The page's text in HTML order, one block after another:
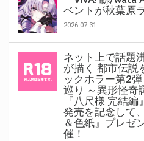
ベントが秋葉原
2026.07.31
ネット上で話題
が描く 都市伝説
ックホラー第2
巡り ～異形怪奇
『八尺様 完結
発売を記念して
＆色紙』プレゼ
催！